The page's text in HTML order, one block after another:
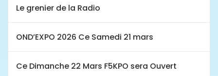
Le grenier de la Radio
OND’EXPO 2026 Ce Samedi 21 mars
Ce Dimanche 22 Mars F5KPO sera Ouvert